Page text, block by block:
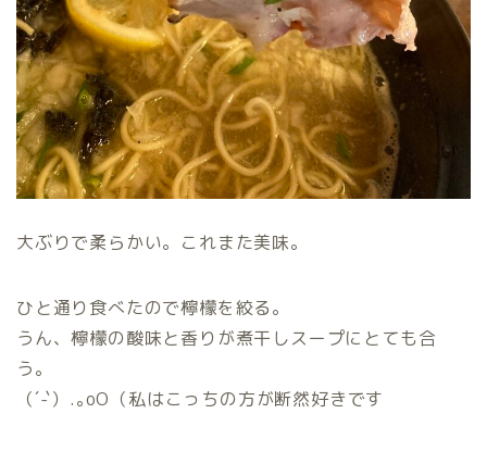
大ぶりで柔らかい。これまた美味。
ひと通り食べたので檸檬を絞る。
うん、檸檬の酸味と香りが煮干しスープにとても合
う。
（´-`）.｡oO（私はこっちの方が断然好きです